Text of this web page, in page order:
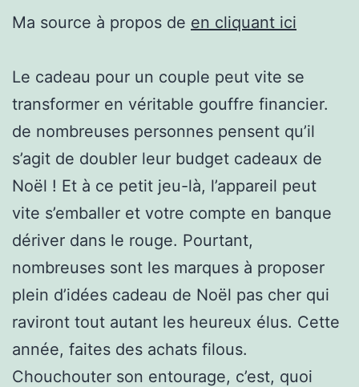
Ma source à propos de en cliquant ici
Le cadeau pour un couple peut vite se
transformer en véritable gouffre financier.
de nombreuses personnes pensent qu’il
s’agit de doubler leur budget cadeaux de
Noël ! Et à ce petit jeu-là, l’appareil peut
vite s’emballer et votre compte en banque
dériver dans le rouge. Pourtant,
nombreuses sont les marques à proposer
plein d’idées cadeau de Noël pas cher qui
raviront tout autant les heureux élus. Cette
année, faites des achats filous.
Chouchouter son entourage, c’est, quoi